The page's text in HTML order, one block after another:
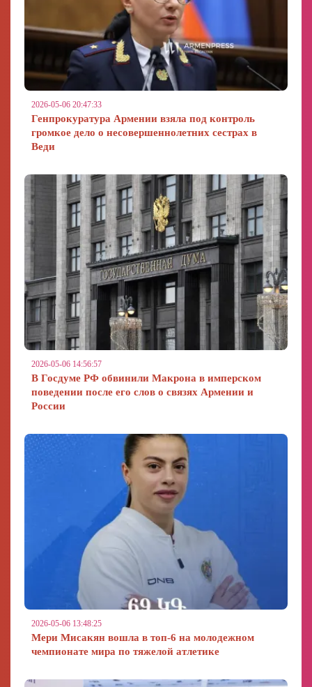
2026-05-06 20:47:33
Генпрокуратура Армении взяла под контроль
громкое дело о несовершеннолетних сестрах в
Веди
2026-05-06 14:56:57
В Госдуме РФ обвинили Макрона в имперском
поведении после его слов о связях Армении и
России
2026-05-06 13:48:25
Мери Мисакян вошла в топ-6 на молодежном
чемпионате мира по тяжелой атлетике